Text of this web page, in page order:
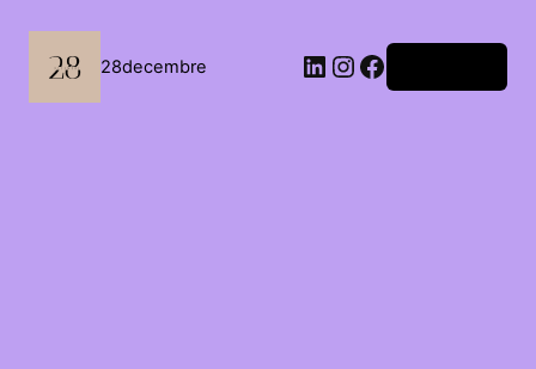
contenu
28decembre LinkedIn
Instagram
Facebook